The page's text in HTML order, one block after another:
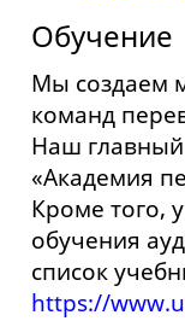
Обучение
Мы создаем
команд
Наш
«Академия
Кроме того,
обучения
список
https://